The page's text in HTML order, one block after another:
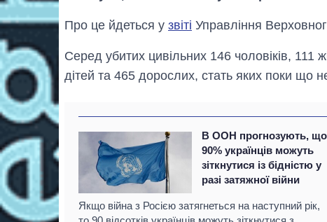
Про це йдеться у звіті Управління
Серед убитих цивільних 146 чоловіків, 111
дітей та 465 дорослих, стать яких поки що
В ООН прогнозують, що
90% українців можуть
зіткнутися із бідністю у
разі затяжної війни
Якщо війна з Росією затягнеться на наступний рік,